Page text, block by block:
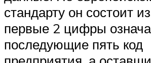
стандарту он состоит
первые 2 цифры
последующие пять код